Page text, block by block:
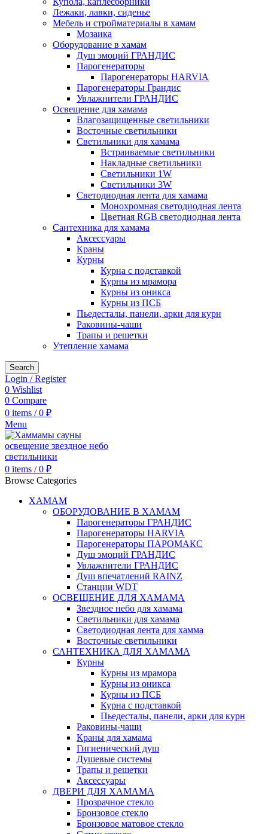
Лежаки, лавки, сиденье
Мебель и стройматериалы в хамам
Мозаика
Оборудование в хамам
Душ эмоций ГРАНДИС
Парогенераторы
Парогенераторы HARVIA
Парогенераторы Грандис
Увлажнители ГРАНДИС
Освещение для хамама
Влагозащищенные светильники
Восточные светильники
Светильники для хамама
Встраиваемые светильники
Накладные светильники
Светильники 1W
Светильники 3W
Светодиодная лента для хамама
Монохромная светодиодная лента
Цветная RGB светодиодная лента
Сантехника для хамама
Аксессуары
Краны
Курны
Курна с подставкой
Курны из мрамора
Курны из оникса
Курны из ПСБ
Пьедесталы, панели, арки для курн
Раковины-чаши
Трапы и решетки
Утепление хамама
Search
Login / Register
0 Wishlist
0 Compare
0 items / 0 ₽
Menu
0 items / 0 ₽
Browse Categories
ХАМАМ
ОБОРУДОВАНИЕ В ХАМАМ
Парогенераторы ГРАНДИС
Парогенераторы HARVIA
Парогенераторы ПАРОМАКС
Душ эмоций ГРАНДИС
Увлажнители ГРАНДИС
Душ впечатлений RAINZ
Станции WDT
ОСВЕЩЕНИЕ ДЛЯ ХАМАМА
Звездное небо для хамама
Светильники для хамама
Светодиодная лента для хамма
Восточные светильники
САНТЕХНИКА ДЛЯ ХАМАМА
Курны
Курны из мрамора
Курны из оникса
Курны из ПСБ
Курна с подставкой
Пьедесталы, панели, арки для курн
Раковины-чаши
Краны для хамама
Гигиенический душ
Душевые системы
Трапы и решетки
Аксессуары
ДВЕРИ ДЛЯ ХАМАМА
Прозрачное стекло
Бронзовое стекло
Бронзовое матовое стекло